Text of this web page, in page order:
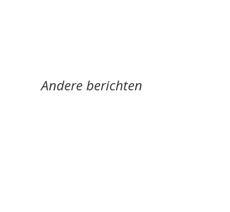
Andere berichten